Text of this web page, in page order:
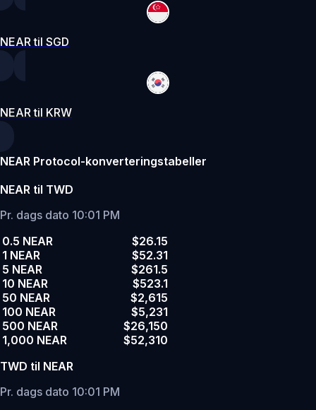
NEAR til SGD
NEAR til KRW
NEAR Protocol-konverteringstabeller
NEAR til TWD
Pr. dags dato 10:01 PM
0.5 NEAR
$26.15
1 NEAR
$52.31
5 NEAR
$261.5
10 NEAR
$523.1
50 NEAR
$2,615
100 NEAR
$5,231
500 NEAR
$26,150
1,000 NEAR
$52,310
TWD til NEAR
Pr. dags dato 10:01 PM